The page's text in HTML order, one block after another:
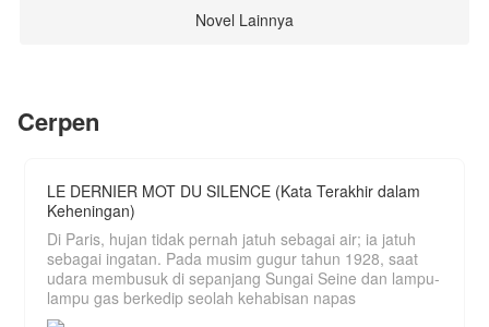
dan tiba - tiba menangis tersedu sedu, pria yang di
tabrak nya ikut berjongkok untuk melihat keadaan
dengan cara yang tidak pernah dilakukan siapa
pun sebelumnya. Dan untuk pertama kalinya, aku
Novel Lainnya
Cerpen
LE DERNIER MOT DU SILENCE (Kata Terakhir dalam
Keheningan)
Di Paris, hujan tidak pernah jatuh sebagai air; ia jatuh
sebagai ingatan. Pada musim gugur tahun 1928, saat
udara membusuk di sepanjang Sungai Seine dan lampu-
lampu gas berkedip seolah kehabisan napas